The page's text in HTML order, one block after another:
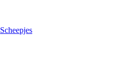
Scheepjes